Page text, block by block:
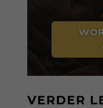
VERDER